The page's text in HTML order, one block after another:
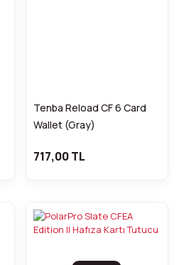
Tenba Reload CF 6 Card
Wallet (Gray)
717,00 TL